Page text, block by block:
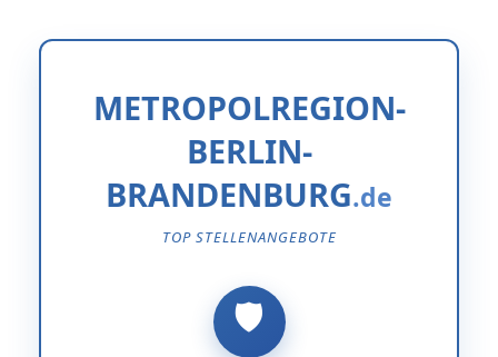
METROPOLREGION-
BERLIN-
BRANDENBURG
TOP STELLENANGEBOTE